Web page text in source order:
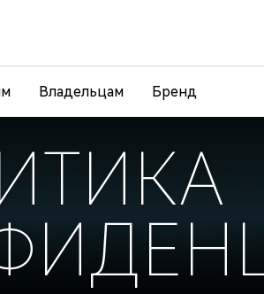
Владельцам Бренд